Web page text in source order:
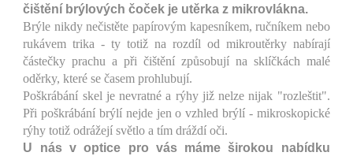
čištění brýlových čoček je utěrka z mikrovlákna.
Brýle nikdy nečistěte papírovým kapesníkem, ručníkem nebo
rukávem trika - ty totiž na rozdíl od mikroutěrky nabírají
částečky prachu a při čištění způsobují na sklíčkách malé
oděrky, které se časem prohlubují.
Poškrábání skel je nevratné a rýhy již nelze nijak "rozleštit".
Při poškrábání brýlí nejde jen o vzhled brýlí - mikroskopické
rýhy totiž odrážejí světlo a tím dráždí oči.
U nás v optice pro vás máme širokou nabídku